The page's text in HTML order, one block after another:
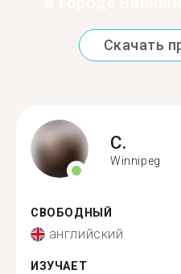
Скачать
C.
Winnipeg
СВОБОДНЫЙ
английский
ИЗУЧАЕТ